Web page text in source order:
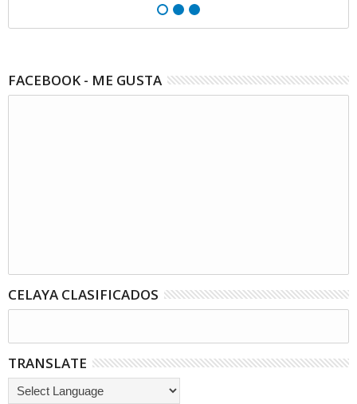
FACEBOOK - ME GUSTA
CELAYA CLASIFICADOS
TRANSLATE